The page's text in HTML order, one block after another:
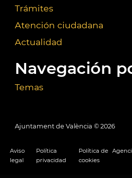
Trámites
Atención ciudadana
Actualidad
Navegación
Temas
Ajuntament de València © 2026
Aviso
legal
Política
privacidad
Política de
cookies